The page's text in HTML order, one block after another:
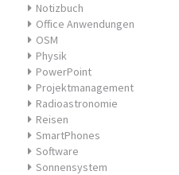
Notizbuch
Office Anwendungen
OSM
Physik
PowerPoint
Projektmanagement
Radioastronomie
Reisen
SmartPhones
Software
Sonnensystem